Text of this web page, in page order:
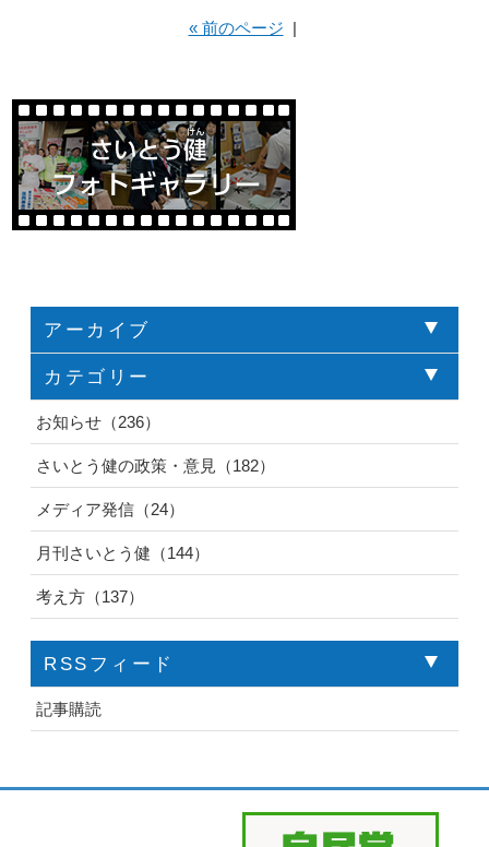
« 前のページ |
アーカイブ
カテゴリー
お知らせ（236）
さいとう健の政策・意見（182）
メディア発信（24）
月刊さいとう健（144）
考え方（137）
RSSフィード
記事購読